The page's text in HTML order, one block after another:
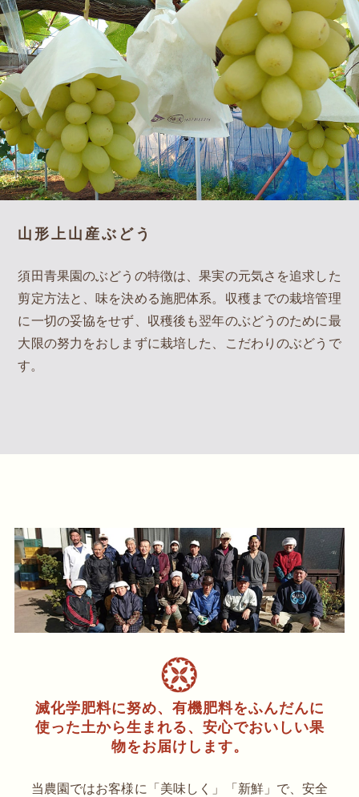
山形上山産ぶどう
須田青果園のぶどうの特徴は、果実の元気さを追求した
剪定方法と、味を決める施肥体系。収穫までの栽培管理
に一切の妥協をせず、収穫後も翌年のぶどうのために最
大限の努力をおしまずに栽培した、こだわりのぶどうで
す。
滅化学肥料に努め、有機肥料をふんだんに
使った土から生まれる、安心でおいしい果
物をお届けします。
当農園ではお客様に「美味しく」「新鮮」で、安全